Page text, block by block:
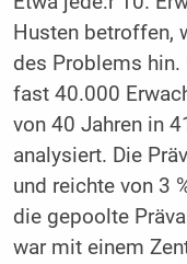
Husten betroffen,
des Problems hin.
fast 40.000
von 40 Jahren in
analysiert. Die
und reichte von 3
die gepoolte
war mit einem